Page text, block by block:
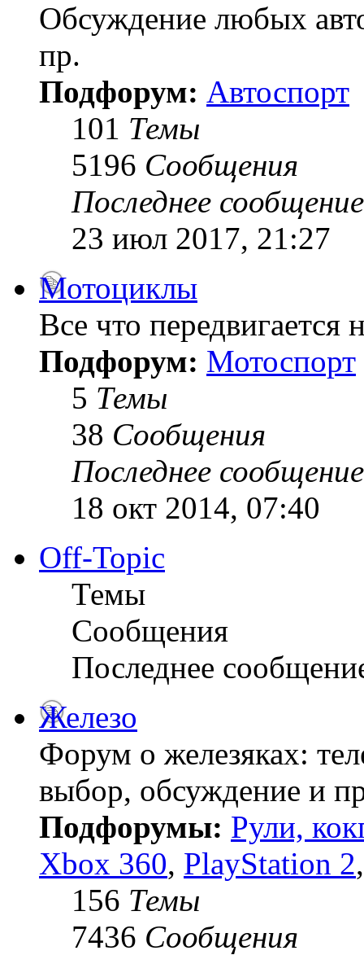
Обсуждение любых
пр.
Подфорум: Автоспорт
101 Темы
5196 Сообщения
Последнее сообщение
23 июл 2017, 21:27
Мотоциклы
Все что передвигается
Подфорум: Мотоспорт
5 Темы
38 Сообщения
Последнее сообщение
18 окт 2014, 07:40
Off-Topic
Темы
Сообщения
Последнее
Железо
Форум о железяках:
выбор, обсуждение и
Подфорумы: Рули,
Xbox 360, PlayStation 2
156 Темы
7436 Сообщения